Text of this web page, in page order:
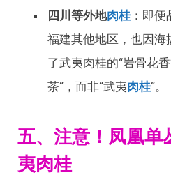
四川等外地肉桂 ：即
福建其他地区，也因
了武夷肉桂的“岩骨花
茶”，而非“武夷肉桂”。
五、注意！凤凰单
夷肉桂